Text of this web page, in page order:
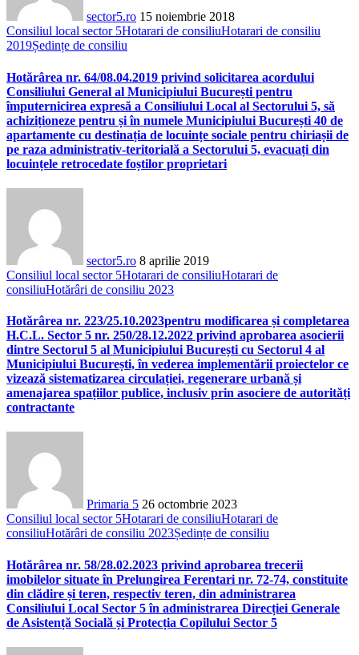
sector5.ro 15 noiembrie 2018
Consiliul local sector 5Hotarari de consiliuHotarari de consiliu
2019Ședințe de consiliu
Hotărârea nr. 64/08.04.2019 privind solicitarea acordului
Consiliului General al Municipiului București pentru
împuternicirea expresă a Consiliului Local al Sectorului 5, să
achiziționeze pentru și în numele Municipiului București 40 de
apartamente cu destinația de locuințe sociale pentru chiriașii de
pe raza administrativ-teritorială a Sectorului 5, evacuați din
locuințele retrocedate foștilor proprietari
sector5.ro 8 aprilie 2019
Consiliul local sector 5Hotarari de consiliuHotarari de
consiliuHotărâri de consiliu 2023
Hotărârea nr. 223/25.10.2023pentru modificarea și completarea
H.C.L. Sector 5 nr. 250/28.12.2022 privind aprobarea asocierii
dintre Sectorul 5 al Municipiului București cu Sectorul 4 al
Municipiului București, în vederea implementării proiectelor ce
vizează sistematizarea circulației, regenerare urbană și
amenajarea spațiilor publice, inclusiv prin asociere de autorități
contractante
Primaria 5 26 octombrie 2023
Consiliul local sector 5Hotarari de consiliuHotarari de
consiliuHotărâri de consiliu 2023Ședințe de consiliu
Hotărârea nr. 58/28.02.2023 privind aprobarea trecerii
imobilelor situate în Prelungirea Ferentari nr. 72-74, constituite
din clădire și teren, respectiv teren, din administrarea
Consiliului Local Sector 5 în administrarea Direcției Generale
de Asistență Socială și Protecția Copilului Sector 5